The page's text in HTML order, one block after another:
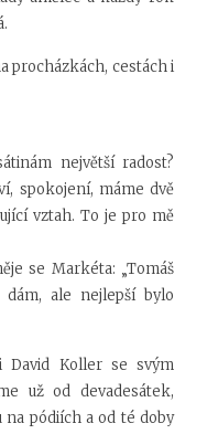
procházkách, cestách i
největší radost?
spokojení, máme dvě
vztah. To je pro mě
se Markéta: „Tomáš
ale nejlepší bylo
David Koller se svým
už od devadesátek,
pódiích a od té doby